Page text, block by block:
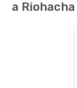
a Riohacha